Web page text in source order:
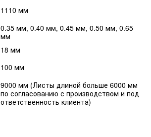
1110 мм
0.35 мм, 0.40 мм, 0.45 мм, 0.50 мм, 0.65
мм
18 мм
100 мм
9000 мм (Листы длиной больше 6000 мм
по согласованию с производством и под
ответственность клиента)